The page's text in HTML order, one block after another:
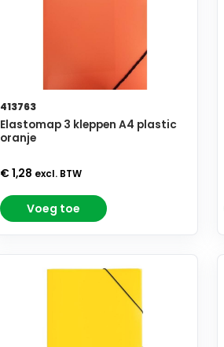
413763
Elastomap 3 kleppen A4 plastic
oranje
€ 1,28 excl. BTW
Voeg toe